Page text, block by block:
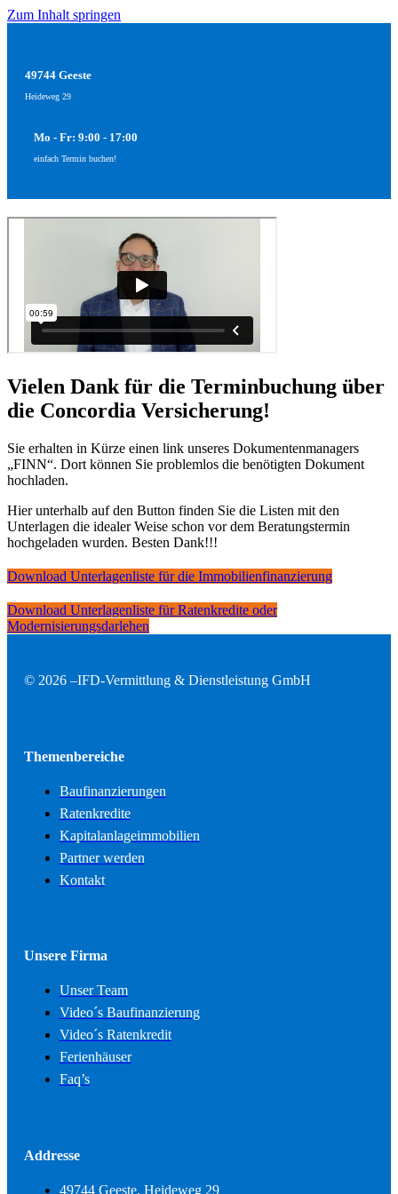
Zum Inhalt springen
49744 Geeste
Heideweg 29
Mo - Fr: 9:00 - 17:00
einfach Termin buchen!
Vielen Dank für die Terminbuchung über
die Concordia Versicherung!
Sie erhalten in Kürze einen link unseres Dokumentenmanagers
„FINN“. Dort können Sie problemlos die benötigten Dokument
hochladen.
Hier unterhalb auf den Button finden Sie die Listen mit den
Unterlagen die idealer Weise schon vor dem Beratungstermin
hochgeladen wurden. Besten Dank!!!
Download Unterlagenliste für die Immobilienfinanzierung
Download Unterlagenliste für Ratenkredite oder
Modernisierungsdarlehen
© 2026 –IFD-Vermittlung & Dienstleistung GmbH
Themenbereiche
Baufinanzierungen
Ratenkredite
Kapitalanlageimmobilien
Partner werden
Kontakt
Unsere Firma
Unser Team
Video´s Baufinanzierung
Video´s Ratenkredit
Ferienhäuser
Faq’s
Addresse
49744 Geeste, Heideweg 29